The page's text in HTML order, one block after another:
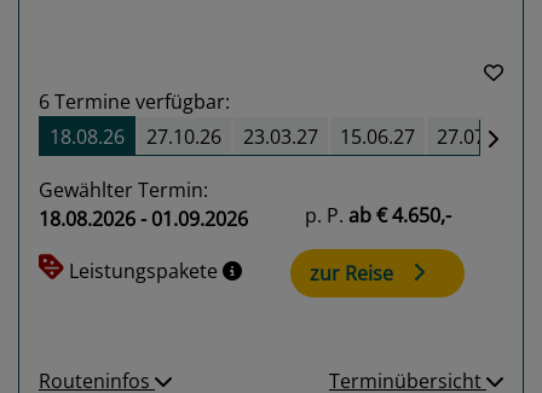
6Termine verfügbar:
18.08.26
27.10.26 23.03.27 15.06.27 27.07.27
Gewählter Termin:
18.08.2026 - 01.09.2026
Leistungspakete
p. P. ab€ 4.650,-
zur Reise
Routeninfos Terminübersicht